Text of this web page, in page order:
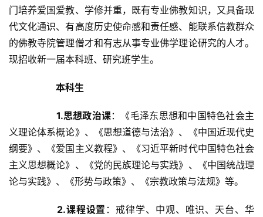
门培养爱国爱教、学修并重，既有专业佛教知识，又具备现
代文化通识、有高度历史使命感和责任感、能联系信教群众
的佛教寺院管理僧才和有志从事专业佛学理论研究的人才。
本科生
1.思想政治课：《毛泽东思想和中国特色社会主
义理论体系概论》、《思想道德与法治》、《中国近现代史
纲要》、《爱国主义教程》、《习近平新时代中国特色社会
主义思想概论》、《党的民族理论与实践》、《中国统战理
论与实践》、《形势与政策》、《宗教政策与法规》等。
2.课程设置 ：戒律学、中观、唯识、天台、华